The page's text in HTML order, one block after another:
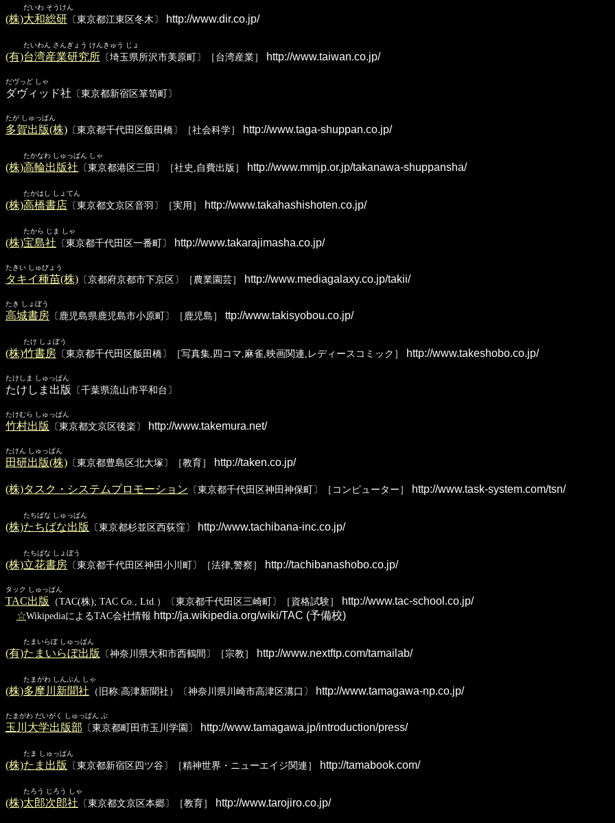
だいわ そうけん
(株)大和総研 〔東京都江東区冬木〕 http://www.dir.co.jp/
たいわん さんぎょう けんきゅう じょ
(有)台湾産業研究所 〔埼玉県所沢市美原町〕［台湾産業］ http://www.taiwan.co.jp/
だヴっど しゃ
ダヴィッド社 〔東京都新宿区箪笥町〕
たが しゅっぱん
多賀出版(株) 〔東京都千代田区飯田橋〕［社会科学］ http://www.taga-shuppan.co.jp/
たかなわ しゅっぱん しゃ
(株)高輪出版社 〔東京都港区三田〕［社史,自費出版］ http://www.mmjp.or.jp/takanawa-shuppansha/
たかはし しょてん
(株)高橋書店 〔東京都文京区音羽〕［実用］ http://www.takahashishoten.co.jp/
たから じま しゃ
(株)宝島社 〔東京都千代田区一番町〕 http://www.takarajimasha.co.jp/
たきい しゅびょう
タキイ種苗(株) 〔京都府京都市下京区〕［農業園芸］ http://www.mediagalaxy.co.jp/takii/
たき しょぼう
高城書房 〔鹿児島県鹿児島市小原町〕［鹿児島］ ttp://www.takisyobou.co.jp/
たけ しょぼう
(株)竹書房 〔東京都千代田区飯田橋〕［写真集,四コマ,麻雀,映画関連,レディースコミック］ http://www.takeshobo.co.jp/
たけしま しゅっぱん
たけしま出版 〔千葉県流山市平和台〕
たけむら しゅっぱん
竹村出版 〔東京都文京区後楽〕 http://www.takemura.net/
たけん しゅっぱん
田研出版(株) 〔東京都豊島区北大塚〕［教育］ http://taken.co.jp/
(株)タスク・システムプロモーション 〔東京都千代田区神田神保町〕［コンピューター］ http://www.task-system.com/tsn/
たちばな しゅっぱん
(株)たちばな出版 〔東京都杉並区西荻窪〕 http://www.tachibana-inc.co.jp/
たちばな しょぼう
(株)立花書房 〔東京都千代田区神田小川町〕［法律,警察］ http://tachibanashobo.co.jp/
タック しゅっぱん
TAC出版 （TAC(株); TAC Co., Ltd.）〔東京都千代田区三崎町〕［資格試験］
http://www.tac-school.co.jp/
☆WikipediaによるTAC会社情報 http://ja.wikipedia.org/wiki/TAC (予備校)
たまいらぼ しゅっぱん
(有)たまいらぼ出版 〔神奈川県大和市西鶴間〕［宗教］ http://www.nextftp.com/tamailab/
たまがわ しんぶん しゃ
(株)多摩川新聞社 （旧称:高津新聞社）〔神奈川県川崎市高津区溝口〕 http://www.tamagawa-np.co.jp/
たまがわ だいがく しゅっぱん ぶ
玉川大学出版部 〔東京都町田市玉川学園〕 http://www.tamagawa.jp/introduction/press/
たま しゅっぱん
(株)たま出版 〔東京都新宿区四ツ谷〕［精神世界・ニューエイジ関連］ http://tamabook.com/
たろう じろう しゃ
(株)太郎次郎社 〔東京都文京区本郷〕［教育］ http://www.tarojiro.co.jp/